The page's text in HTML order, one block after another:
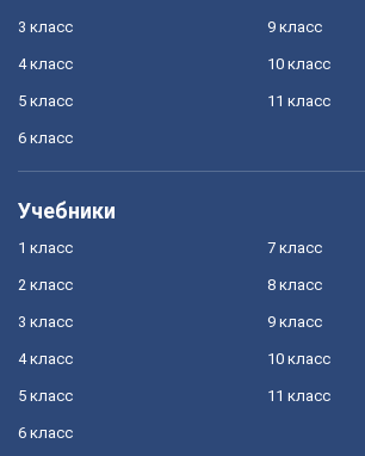
3 класс
4 класс
5 класс
6 класс
9 класс
10 класс
11 класс
Учебники
1 класс
2 класс
3 класс
4 класс
5 класс
6 класс
7 класс
8 класс
9 класс
10 класс
11 класс